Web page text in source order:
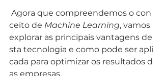
Agora que compreendemos o con
ceito de Machine Learning, vamos
explorar as principais vantagens de
sta tecnologia e como pode ser apli
cada para optimizar os resultados d
as empresas.